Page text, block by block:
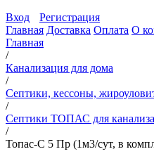
Вход
Регистрация
Главная Доставка Оплата О
Главная
/
Канализация для дома
/
Септики, кессоны,
/
Септики ТОПАС для
/
Топас-С 5 Пр (1м3/сут, в